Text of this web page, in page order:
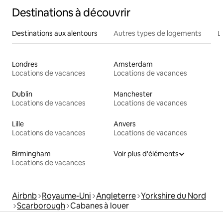
Destinations à découvrir
Destinations aux alentours Autres types de logements
Londres
Locations de vacances
Amsterdam
Locations de vacances
Dublin
Locations de vacances
Manchester
Locations de vacances
Lille
Locations de vacances
Anvers
Locations de vacances
Birmingham
Locations de vacances
Voir plus d'éléments
Airbnb Royaume-Uni Angleterre Yorkshire du Nord
Scarborough Cabanes à louer